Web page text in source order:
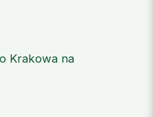
Krakowa na